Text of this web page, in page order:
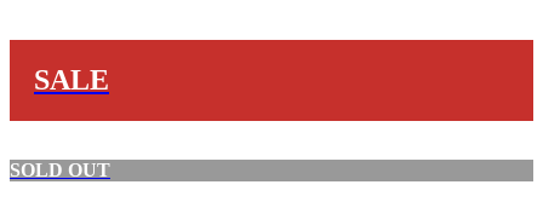
SALE
SOLD OUT